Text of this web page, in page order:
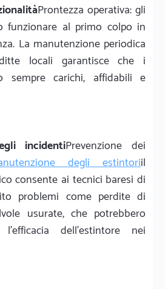
Prontezza operativa: gli
funzionare al primo colpo in
La manutenzione periodica
locali garantisce che i
sempre carichi, affidabili e
incidentiPrevenzione dei
degli estintoriil
consente ai tecnici baresi di
problemi come perdite di
usurate, che potrebbero
l'efficacia dell'estintore nei